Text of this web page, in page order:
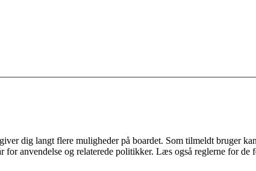
dig langt flere muligheder på boardet. Som tilmeldt bruger
anvendelse og relaterede politikker. Læs også reglerne for de